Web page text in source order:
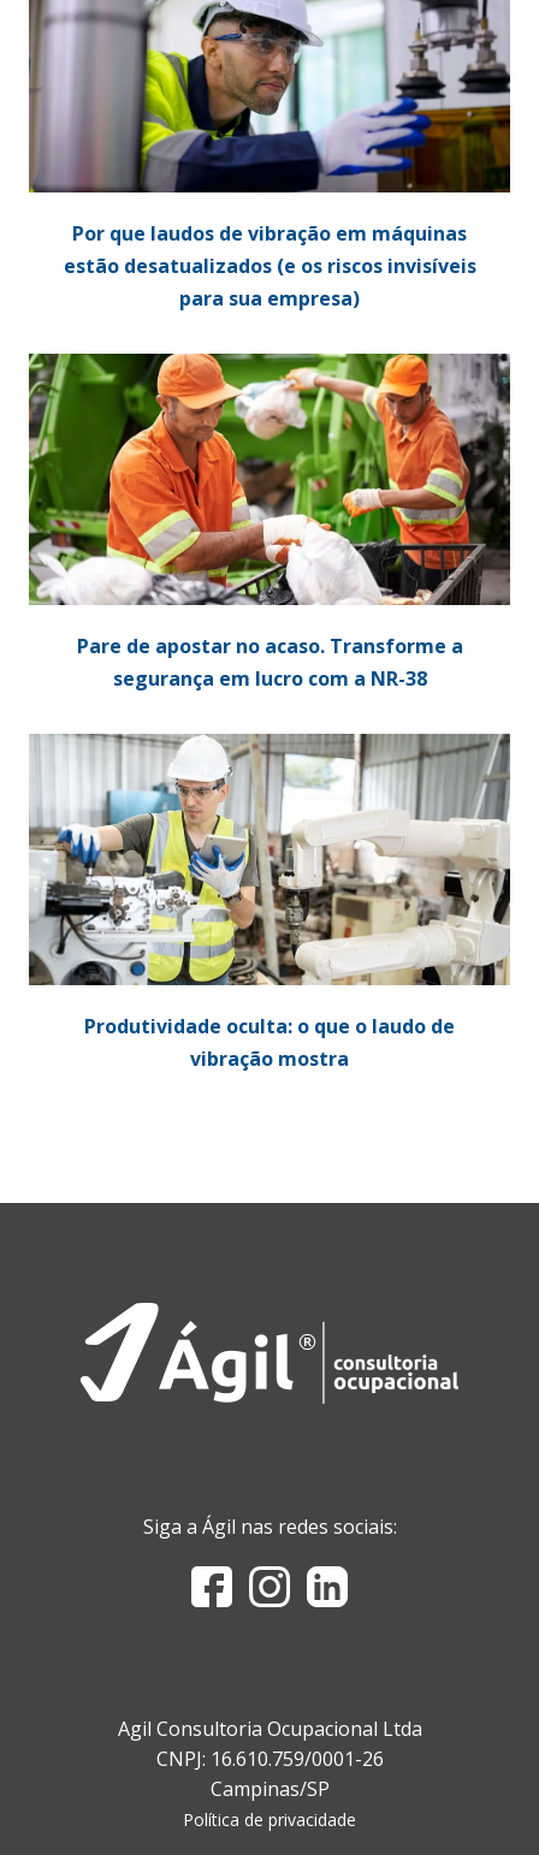
Por que laudos de vibração em máquinas
estão desatualizados (e os riscos invisíveis
para sua empresa)
Pare de apostar no acaso. Transforme a
segurança em lucro com a NR-38
Produtividade oculta: o que o laudo de
vibração mostra
Siga a Ágil nas redes sociais:
Agil Consultoria Ocupacional Ltda
CNPJ: 16.610.759/0001-26
Campinas/SP
Política de privacidade